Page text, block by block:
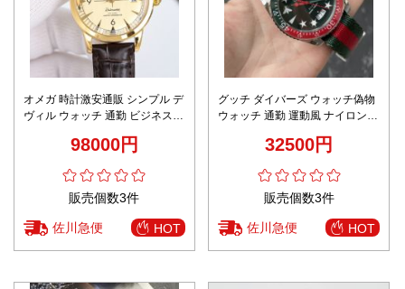
オメガ 時計激安通販 シンプル デ
ヴィル ウォッチ 通勤 ビジネス
98000円
販売個数3件
佐川急便 HOT
グッチ ダイバーズ ウォッチ偽物
ウォッチ 通勤 運動風 ナイロンバ
32500円
販売個数3件
佐川急便 HOT